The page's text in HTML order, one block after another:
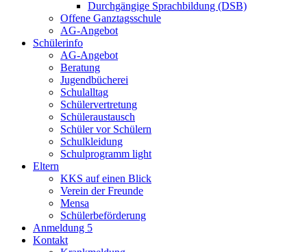
Durchgängige Sprachbildung (DSB)
Offene Ganztagsschule
AG-Angebot
Schülerinfo
AG-Angebot
Beratung
Jugendbücherei
Schulalltag
Schülervertretung
Schüleraustausch
Schüler vor Schülern
Schulkleidung
Schulprogramm light
Eltern
KKS auf einen Blick
Verein der Freunde
Mensa
Schülerbeförderung
Anmeldung 5
Kontakt